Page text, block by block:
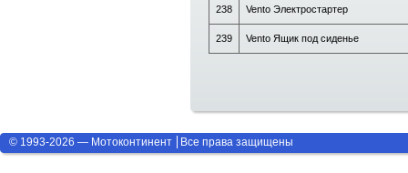
238 Vento Электростартер
239 Vento Ящик под сиденье
© 1993-2026 — Мотоконтинент Все права защищены